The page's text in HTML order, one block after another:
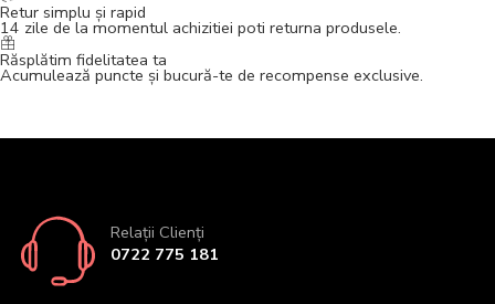
Retur simplu și rapid
14 zile de la momentul achizitiei poti returna produsele.
Răsplătim fidelitatea ta
Acumulează puncte și bucură-te de recompense exclusive.
Relații Clienți
0722 775 181